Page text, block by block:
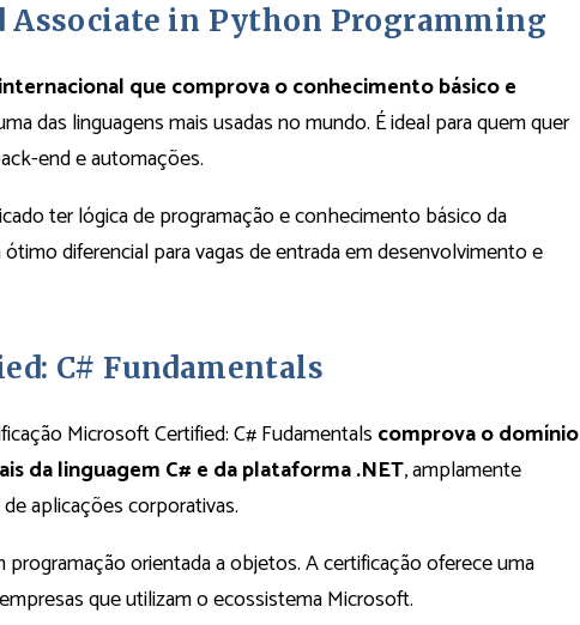
Associate in Python Programming
que comprova o conhecimento básico e
das linguagens mais usadas no mundo. É ideal para quem quer
end e automações.
ter lógica de programação e conhecimento básico da
diferencial para vagas de entrada em desenvolvimento e
C# Fundamentals
Microsoft Certified: C# Fudamentals comprova o domínio
da linguagem C# e da plataforma .NET, amplamente
aplicações corporativas.
programação orientada a objetos. A certificação oferece uma
que utilizam o ecossistema Microsoft.